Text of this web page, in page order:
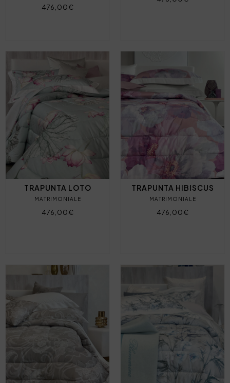
476,00€
TRAPUNTA LOTO
MATRIMONIALE
476,00€
TRAPUNTA HIBISCUS
MATRIMONIALE
476,00€